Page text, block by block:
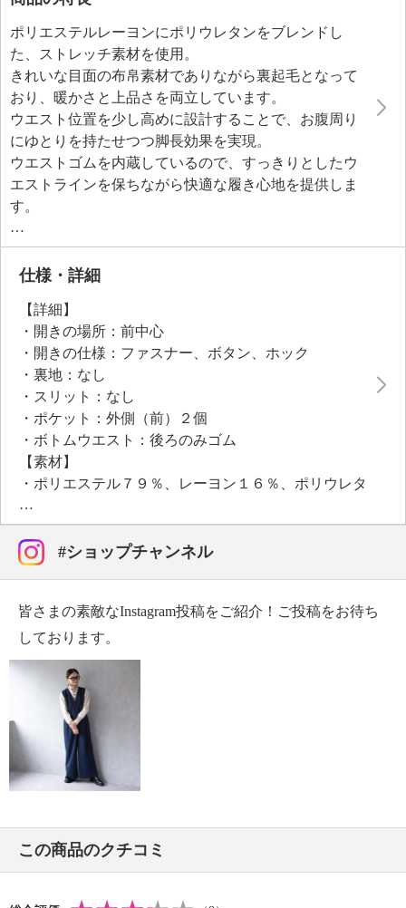
ポリエステルレーヨンにポリウレタンをブレンドし
た、ストレッチ素材を使用。
きれいな目面の布帛素材でありながら裏起毛となって
おり、暖かさと上品さを両立しています。
ウエスト位置を少し高めに設計することで、お腹周り
にゆとりを持たせつつ脚長効果を実現。
ウエストゴムを内蔵しているので、すっきりとしたウ
エストラインを保ちながら快適な履き心地を提供しま
す。
太すぎず程良い幅のカーブシルエットで、さまざまな
スタイリングに対応する一本です。
仕様・詳細
【詳細】
・開きの場所：前中心
・開きの仕様：ファスナー、ボタン、ホック
・裏地：なし
・スリット：なし
・ポケット：外側（前）２個
・ボトムウエスト：後ろのみゴム
【素材】
・ポリエステル７９％、レーヨン１６％、ポリウレタ
ン５％
【メンテナンス（絵表示ラベル）】
・洗濯機：可
・漂白処理：塩素系・酸素系漂白不可
・自然乾燥：日陰の吊り干し
・アイロン仕上げ：可（低温）
・ドライクリーニング：石油系ドライクリーニング可
・ウエットクリーニング：可
【メンテナンス（ケアラベル）】
・長時間照射による変退色注意
・単品洗い
・水や汗などによる色落ち、色移り注意
・摩擦による色落ち、色移り注意
・ネット使用
【原産国（地）】
・中国製
#ショップチャンネル
皆さまの素敵なInstagram投稿をご紹介！ご投稿をお待ち
しております。
この商品のクチコミ